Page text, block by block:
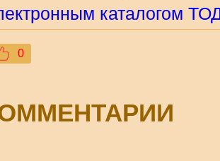
каталогом
0